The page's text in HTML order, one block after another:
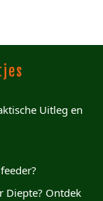
Uitleg en
Diepte? Ontdek